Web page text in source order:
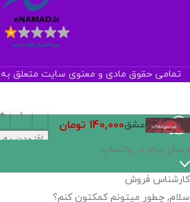
تمامی حقوق مادی و معنوی سایت متعلق
عشق140,000 تومان
افزودن
اگر